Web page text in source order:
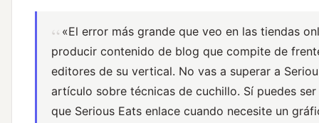
«El error más grande que veo en las tiendas
producir contenido de blog que compite de
editores de su vertical. No vas a superar a
artículo sobre técnicas de cuchillo. Sí puedes
que Serious Eats enlace cuando necesite un